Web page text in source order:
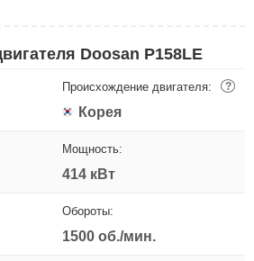
Doosan P158LE
Происхождение двигателя: ?
Корея
Мощность:
414 кВт
Обороты:
1500 об./мин.